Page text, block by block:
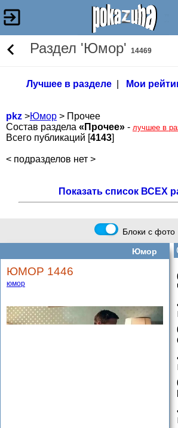
Раздел 'Юмор' 14469
Лучшее в разделе| Мои
pkz >Юмор > Прочее
Состав раздела «Прочее» - лучшее в
Всего публикаций [4143]
< подразделов нет >
Показать список ВСЕХ
Блоки с фото
Юмор
ЮМОР 1446
юмор